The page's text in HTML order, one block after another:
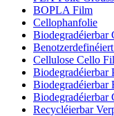
BOPLA Film
Cellophanfolie
Biodegradéierbar
Cellulose Cello
Biodegradéierbar
Biodegradéierbar
Biodegradéierbar
Recycléierbar